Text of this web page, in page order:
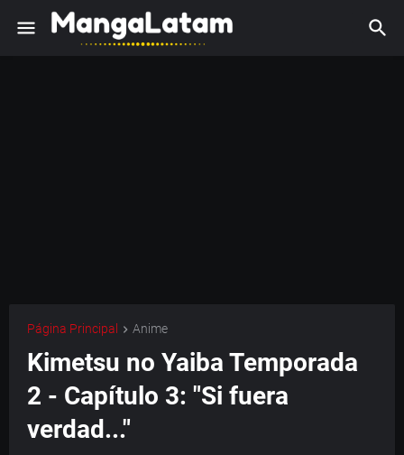
Página Principal Anime
Kimetsu no Yaiba Temporada
2 - Capítulo 3: "Si fuera
verdad..."